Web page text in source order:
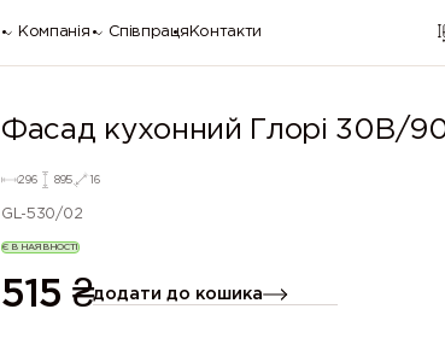
Компанія Співпраця Контакти
Фасад кухонний Глорі 30В/
296 895 16
GL-530/02
Є В НАЯВНОСТІ
515 ₴додати до кошика